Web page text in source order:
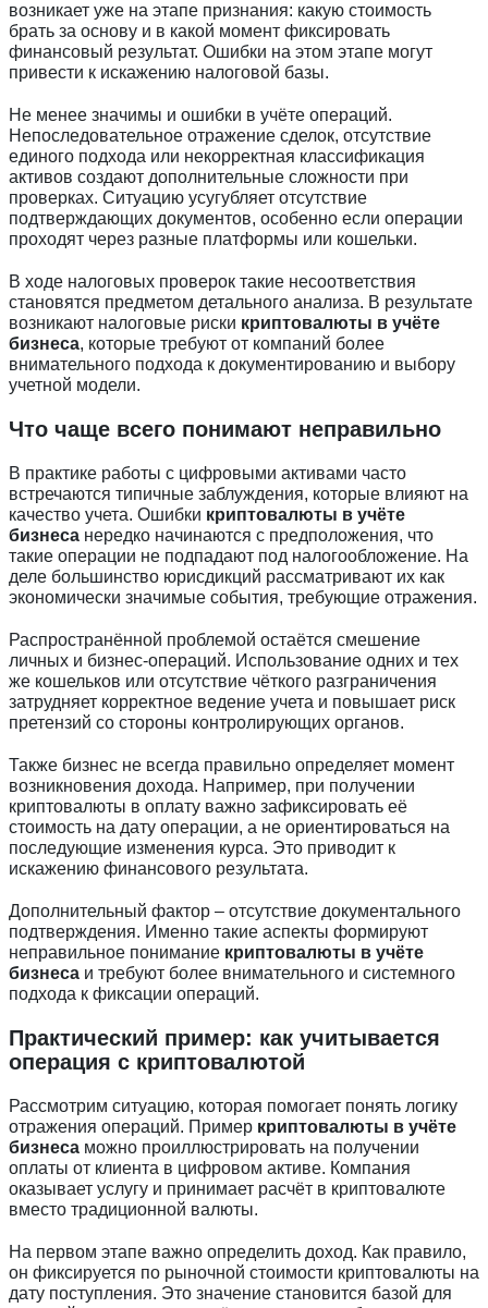
возникает уже на этапе признания: какую стоимость
брать за основу и в какой момент фиксировать
финансовый результат. Ошибки на этом этапе могут
привести к искажению налоговой базы.
Не менее значимы и ошибки в учёте операций.
Непоследовательное отражение сделок, отсутствие
единого подхода или некорректная классификация
активов создают дополнительные сложности при
проверках. Ситуацию усугубляет отсутствие
подтверждающих документов, особенно если операции
проходят через разные платформы или кошельки.
В ходе налоговых проверок такие несоответствия
становятся предметом детального анализа. В результате
возникают налоговые риски криптовалюты в учёте
бизнеса, которые требуют от компаний более
внимательного подхода к документированию и выбору
учетной модели.
Что чаще всего понимают неправильно
В практике работы с цифровыми активами часто
встречаются типичные заблуждения, которые влияют на
качество учета. Ошибки криптовалюты в учёте
бизнеса нередко начинаются с предположения, что
такие операции не подпадают под налогообложение. На
деле большинство юрисдикций рассматривают их как
экономически значимые события, требующие отражения.
Распространённой проблемой остаётся смешение
личных и бизнес-операций. Использование одних и тех
же кошельков или отсутствие чёткого разграничения
затрудняет корректное ведение учета и повышает риск
претензий со стороны контролирующих органов.
Также бизнес не всегда правильно определяет момент
возникновения дохода. Например, при получении
криптовалюты в оплату важно зафиксировать её
стоимость на дату операции, а не ориентироваться на
последующие изменения курса. Это приводит к
искажению финансового результата.
Дополнительный фактор – отсутствие документального
подтверждения. Именно такие аспекты формируют
неправильное понимание криптовалюты в учёте
бизнеса и требуют более внимательного и системного
подхода к фиксации операций.
Практический пример: как учитывается
операция с криптовалютой
Рассмотрим ситуацию, которая помогает понять логику
отражения операций. Пример криптовалюты в учёте
бизнеса можно проиллюстрировать на получении
оплаты от клиента в цифровом активе. Компания
оказывает услугу и принимает расчёт в криптовалюте
вместо традиционной валюты.
На первом этапе важно определить доход. Как правило,
он фиксируется по рыночной стоимости криптовалюты на
дату поступления. Это значение становится базой для